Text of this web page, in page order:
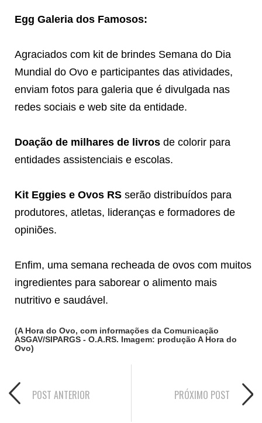
Egg Galeria dos Famosos:
Agraciados com kit de brindes Semana do Dia
Mundial do Ovo e participantes das atividades,
enviam fotos para galeria que é divulgada nas
redes sociais e web site da entidade.
Doação de milhares de livros de colorir para
entidades assistenciais e escolas.
Kit Eggies e Ovos RS serão distribuídos para
produtores, atletas, lideranças e formadores de
opiniões.
Enfim, uma semana recheada de ovos com muitos
ingredientes para saborear o alimento mais
nutritivo e saudável.
(A Hora do Ovo, com informações da Comunicação
ASGAV/SIPARGS - O.A.RS. Imagem: produção A Hora do
Ovo)
POST ANTERIOR PRÓXIMO POST